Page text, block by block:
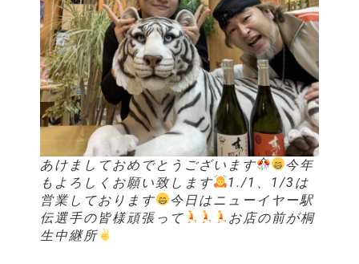
あけましておめでとうございます
今年
もよろしくお願い致します
1./1、1/3は
営業しております
今日はニューイヤー駅
伝選手の皆様頑張って
お店の前が桐
生中継所